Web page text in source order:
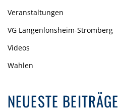
Veranstaltungen
VG Langenlonsheim-Stromberg
Videos
Wahlen
NEUESTE BEITRÄGE